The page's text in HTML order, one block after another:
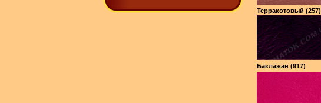
Терракотовый (257)
Баклажан (917)